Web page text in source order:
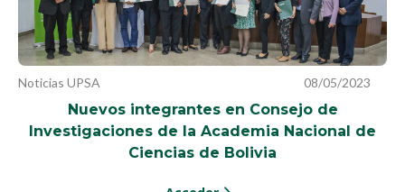
Noticias UPSA 08/05/2023
Nuevos integrantes en Consejo de
Investigaciones de la Academia Nacional de
Ciencias de Bolivia